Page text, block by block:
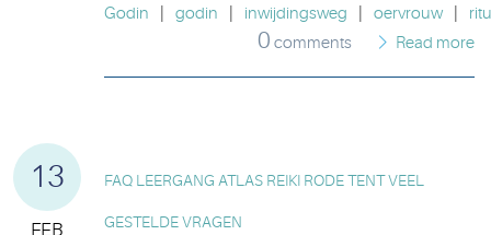
Godin godin inwijdingsweg oervrouw
0 comments Read more
13
FEB
FAQ LEERGANG ATLAS REIKI RODE TENT VEEL
GESTELDE VRAGEN